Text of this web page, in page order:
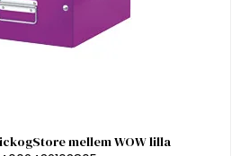
mellem WOW lilla